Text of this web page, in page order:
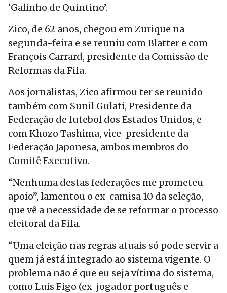
‘Galinho de Quintino’.
Zico, de 62 anos, chegou em Zurique na
segunda-feira e se reuniu com Blatter e com
François Carrard, presidente da Comissão de
Reformas da Fifa.
Aos jornalistas, Zico afirmou ter se reunido
também com Sunil Gulati, Presidente da
Federação de futebol dos Estados Unidos, e
com Khozo Tashima, vice-presidente da
Federação Japonesa, ambos membros do
Comitê Executivo.
“Nenhuma destas federações me prometeu
apoio”, lamentou o ex-camisa 10 da seleção,
que vê a necessidade de se reformar o processo
eleitoral da Fifa.
“Uma eleição nas regras atuais só pode servir a
quem já está integrado ao sistema vigente. O
problema não é que eu seja vítima do sistema,
como Luis Figo (ex-jogador português e